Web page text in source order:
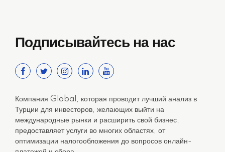
Подписывайтесь на нас
Компания Global, которая проводит лучший анализ в
Турции для инвесторов, желающих выйти на
международные рынки и расширить свой бизнес,
предоставляет услуги во многих областях, от
оптимизации налогообложения до вопросов онлайн-